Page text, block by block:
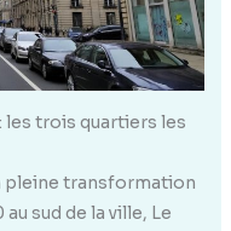
les trois quartiers les
pleine transformation
sud de la ville, Le